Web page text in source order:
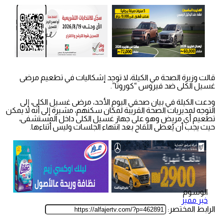
قالت وزيرة الصحة مي الكيلة، لا توجد إشكاليات في تطعيم مرضى
غسيل الكلى ضد فيروس “كورونا”.
ودعت الكيلة في بيان صحفي اليوم الأحد، مرضى غسيل الكلى، إلى
التوجه لمديريات الصحة القريبة لمكان سكنهم، مشيرة إلى أنه لا يمكن
تطعيم أي مريض وهو على جهاز غسيل الكلى داخل المستشفى،
حيث يجب أن يُعطى اللقاح بعد انتهاء الجلسات وليس أثناءها.
الوسوم
خبر مميز
الرابط المختصر: